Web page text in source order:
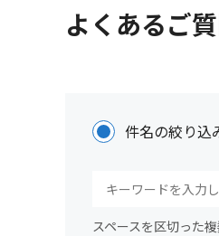
よくあるご
件名の絞り込
スペースを区切った